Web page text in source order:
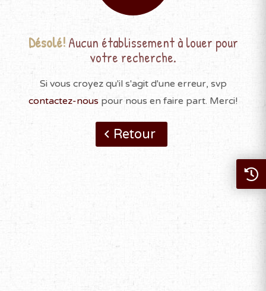
Désolé!Aucun établissement à louer pour
votre recherche.
Si vous croyez qu'il s'agit d'une erreur, svp
contactez-nous pour nous en faire part. Merci!
Retour